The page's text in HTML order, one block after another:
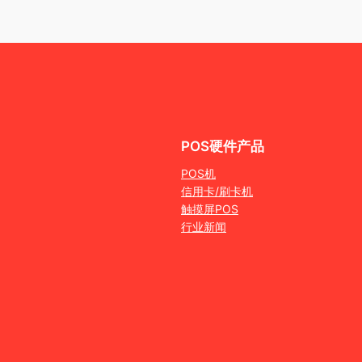
POS硬件产品
POS机
信用卡/刷卡机
触摸屏POS
行业新闻